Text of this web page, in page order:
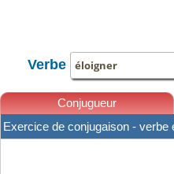
Verbe
Conjugueur
Exercice de conjugaison - verbe